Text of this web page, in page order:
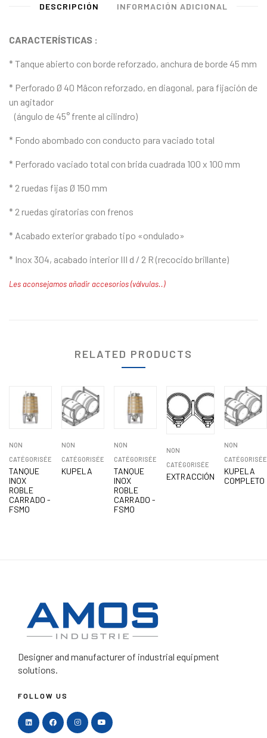
DESCRIPCIÓN INFORMACIÓN ADICIONAL
CARACTERÍSTICAS :
* Tanque abierto con borde reforzado, anchura de borde 45 mm
* Perforado Ø 40 Mâcon reforzado, en diagonal, para fijación de
un agitador
(ángulo de 45° frente al cilindro)
* Fondo abombado con conducto para vaciado total
* Perforado vaciado total con brida cuadrada 100 x 100 mm
* 2 ruedas fijas Ø 150 mm
* 2 ruedas giratorias con frenos
* Acabado exterior grabado tipo «ondulado»
* Inox 304, acabado interior III d / 2 R (recocido brillante)
Les aconsejamos añadir accesorios (válvulas..)
RELATED PRODUCTS
NON
CATÉGORISÉE
TANQUE
INOX
ROBLE
CARRADO -
FSMO
NON
CATÉGORISÉE
KUPELA
NON
CATÉGORISÉE
TANQUE
INOX
ROBLE
CARRADO -
FSMO
NON
CATÉGORISÉE
EXTRACCIÓN
NON
CATÉGORISÉE
KUPELA
COMPLETO
Designer and manufacturerof industrial equipment
solutions.
FOLLOW US